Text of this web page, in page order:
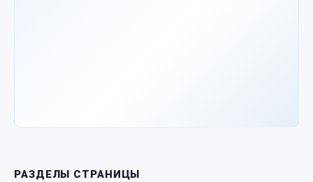
РАЗДЕЛЫ СТРАНИЦЫ